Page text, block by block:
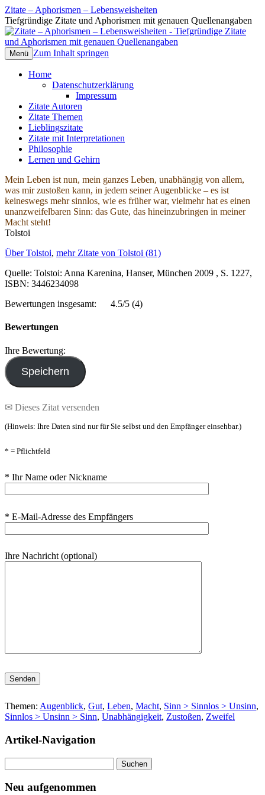
Zitate – Aphorismen – Lebensweisheiten
Tiefgründige Zitate und Aphorismen mit genauen Quellenangaben
Menü Zum Inhalt springen
Home
Datenschutzerklärung
Impressum
Zitate Autoren
Zitate Themen
Lieblingszitate
Zitate mit Interpretationen
Philosophie
Lernen und Gehirn
Mein Leben ist nun, mein ganzes Leben, unabhängig von allem,
was mir zustoßen kann, in jedem seiner Augenblicke – es ist
keineswegs mehr sinnlos, wie es früher war, vielmehr hat es einen
unanzweifelbaren Sinn: das Gute, das hineinzubringen in meiner
Macht steht!
Tolstoi
Über Tolstoi, mehr Zitate von Tolstoi (81)
Quelle: Tolstoi: Anna Karenina, Hanser, München 2009 , S. 1227,
ISBN: 3446234098
Bewertungen insgesamt:
4.5/5 (4)
Bewertungen
Ihre Bewertung:
✉ Dieses Zitat versenden
(Hinweis: Ihre Daten sind nur für Sie selbst und den Empfänger einsehbar.)
* = Pflichtfeld
* Ihr Name oder Nickname
* E-Mail-Adresse des Empfängers
Ihre Nachricht (optional)
Bitte lasse dieses Feld leer.
Themen: Augenblick, Gut, Leben, Macht, Sinn > Sinnlos > Unsinn,
Sinnlos > Unsinn > Sinn, Unabhängigkeit, Zustoßen, Zweifel
Artikel-Navigation
nach:
Neu aufgenommen